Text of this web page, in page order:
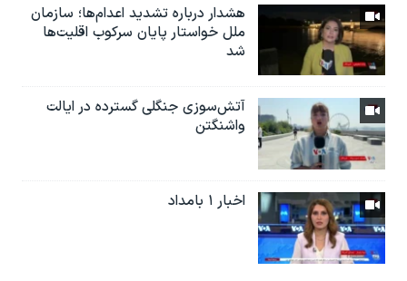
هشدار درباره تشدید اعدام‌ها؛ سازمان
ملل خواستار پایان سرکوب اقلیت‌ها
شد
آتش‌سوزی جنگلی گسترده در ایالت
واشنگتن
اخبار ۱ بامداد